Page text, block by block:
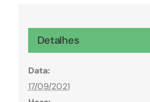
Detalhes
Data:
17/09/2021